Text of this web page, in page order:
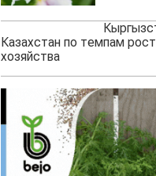
Казахстан по темпам
хозяйства